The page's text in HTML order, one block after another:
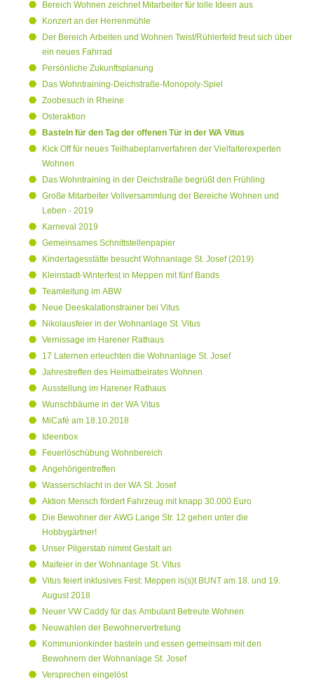
Bereich Wohnen zeichnet Mitarbeiter für tolle Ideen aus
Konzert an der Herrenmühle
Der Bereich Arbeiten und Wohnen Twist/Rühlerfeld freut sich über
ein neues Fahrrad
Persönliche Zukunftsplanung
Das Wohntraining-Deichstraße-Monopoly-Spiel
Zoobesuch in Rheine
Osteraktion
Basteln für den Tag der offenen Tür in der WA Vitus
Kick Off für neues Teilhabeplanverfahren der Vielfalterexperten
Wohnen
Das Wohntraining in der Deichstraße begrüßt den Frühling
Große Mitarbeiter Vollversammlung der Bereiche Wohnen und
Leben - 2019
Karneval 2019
Gemeinsames Schnittstellenpapier
Kindertagesstätte besucht Wohnanlage St. Josef (2019)
Kleinstadt-Winterfest in Meppen mit fünf Bands
Teamleitung im ABW
Neue Deeskalationstrainer bei Vitus
Nikolausfeier in der Wohnanlage St. Vitus
Vernissage im Harener Rathaus
17 Laternen erleuchten die Wohnanlage St. Josef
Jahrestreffen des Heimatbeirates Wohnen
Ausstellung im Harener Rathaus
Wunschbäume in der WA Vitus
MiCafé am 18.10.2018
Ideenbox
Feuerlöschübung Wohnbereich
Angehörigentreffen
Wasserschlacht in der WA St. Josef
Aktion Mensch fördert Fahrzeug mit knapp 30.000 Euro
Die Bewohner der AWG Lange Str. 12 gehen unter die
Hobbygärtner!
Unser Pilgerstab nimmt Gestalt an
Maifeier in der Wohnanlage St. Vitus
Vitus feiert inklusives Fest: Meppen is(s)t BUNT am 18. und 19.
August 2018
Neuer VW Caddy für das Ambulant Betreute Wohnen
Neuwahlen der Bewohnervertretung
Kommunionkinder basteln und essen gemeinsam mit den
Bewohnern der Wohnanlage St. Josef
Versprechen eingelöst